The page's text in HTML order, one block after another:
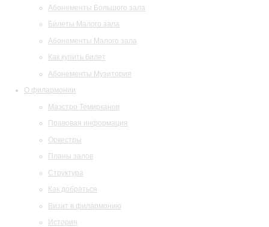
Абонементы Большого зала
Билеты Малого зала
Абонементы Малого зала
Как купить билет
Абонементы Музитория
О филармонии
Маэстро Темирканов
Правовая информация
Оркестры
Планы залов
Структура
Как добраться
Визит в филармонию
История